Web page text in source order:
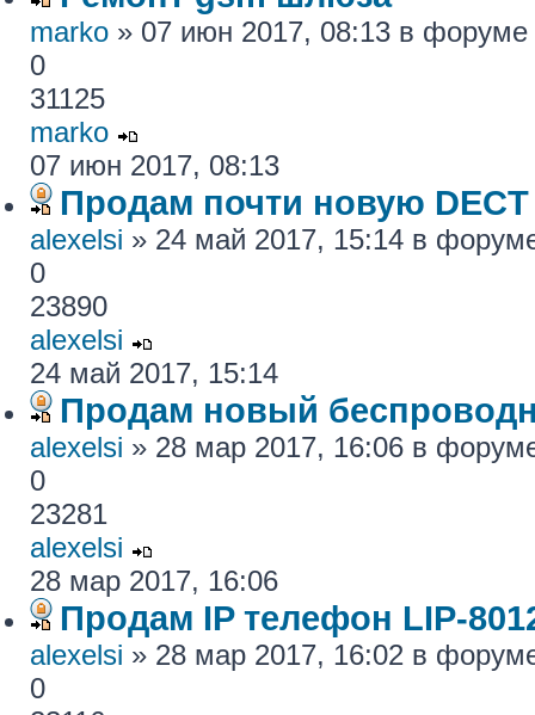
marko » 07 июн 2017, 08:13 в форуме
0
31125
marko
07 июн 2017, 08:13
Продам почти новую DECT
alexelsi » 24 май 2017, 15:14 в
0
23890
alexelsi
24 май 2017, 15:14
Продам новый
alexelsi » 28 мар 2017, 16:06 в
0
23281
alexelsi
28 мар 2017, 16:06
Продам IP телефон LIP-
alexelsi » 28 мар 2017, 16:02 в
0